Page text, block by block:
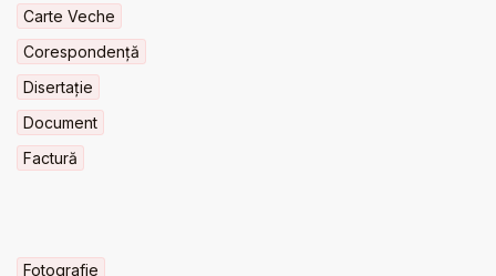
Carte Veche
Corespondență
Disertație
Document
Factură
Fotografie